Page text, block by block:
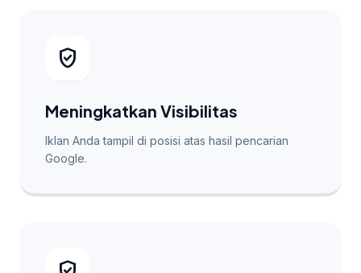
verified_user
Meningkatkan Visibilitas
Iklan Anda tampil di posisi atas hasil pencarian
Google.